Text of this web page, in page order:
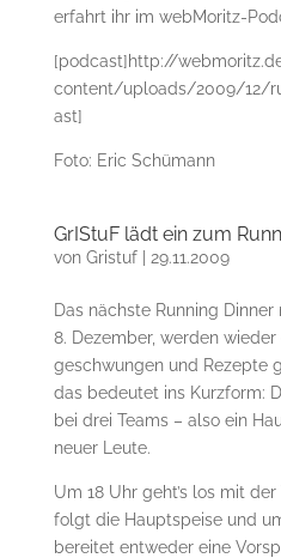
erfahrt ihr im webMoritz-
[podcast]http://
content/uploads/2009/12/
ast]
Foto: Eric Schümann
GrIStuF lädt ein zum
von Gristuf| 29.11.2009
Das nächste Running
8. Dezember, werden wieder
geschwungen und Rezepte
das bedeutet ins Kurzform:
bei drei Teams – also ein
neuer Leute.
Um 18 Uhr geht’s los mit
folgt die Hauptspeise und
bereitet entweder eine